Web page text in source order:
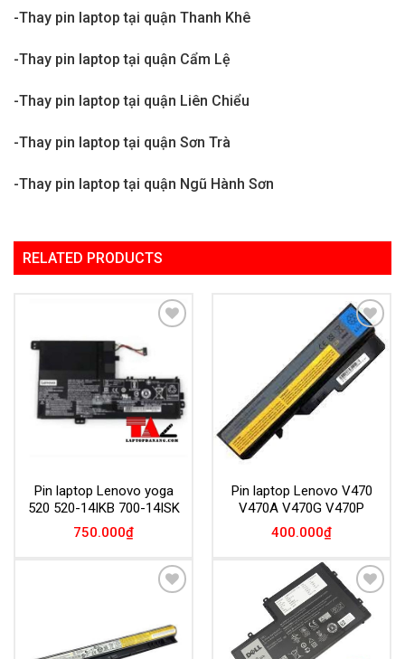
-Thay pin laptop tại quận Thanh Khê
-Thay pin laptop tại quận Cẩm Lệ
-Thay pin laptop tại quận Liên Chiểu
-Thay pin laptop tại quận Sơn Trà
-Thay pin laptop tại quận Ngũ Hành Sơn
RELATED PRODUCTS
Wishlist
Pin laptop Lenovo yoga
520 520-14IKB 700-14ISK
750.000₫
Add to
Wishlist
Pin laptop Lenovo V470
V470A V470G V470P
400.000₫
Add to
Wishlist